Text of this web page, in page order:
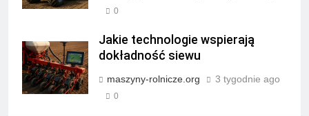
0
Jakie technologie wspierają
dokładność siewu
maszyny-rolnicze.org 3 tygodnie ago
0